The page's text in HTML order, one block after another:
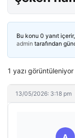
Bu konu 0 yanıt
admin tarafından
1 yazı
13/05/2026: 3:18 pm